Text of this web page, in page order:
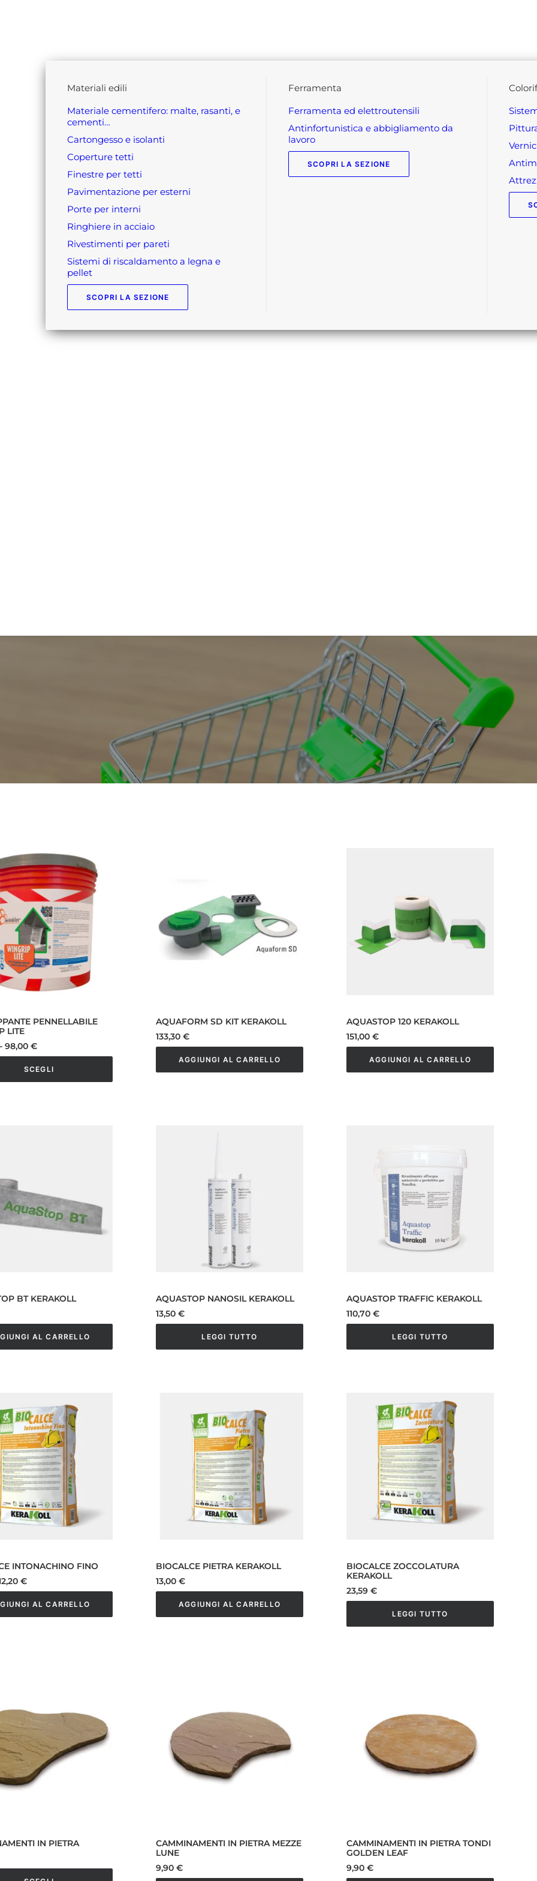
materiali edili
materiale cementifero: malte, rasanti, e
cementi…
cartongesso e isolanti
coperture tetti
finestre per tetti
pavimentazione per esterni
porte per interni
ringhiere in acciaio
rivestimenti per pareti
sistemi di riscaldamento a legna e
pellet
SCOPRI LA SEZIONE
ferramenta
ferramenta ed elettroutensili
antinfortunistica e abbigliamento da
lavoro
SCOPRI LA SEZIONE
PENNELLABILE
LITE
- 98,00 €Fascia
di
prezzo:
da
29,00 €
SCEGLI
AQUAFORM SD KIT KERAKOLL
133,30 €
AGGIUNGI AL CARRELLO
AQUASTOP 120 KERAKOLL
151,00 €
AGGIUNGI AL CARRELLO
BT KERAKOLL
AL CARRELLO
AQUASTOP NANOSIL KERAKOLL
13,50 €
LEGGI TUTTO
AQUASTOP TRAFFIC KERAKOLL
110,70 €
LEGGI TUTTO
INTONACHINO FINO
€.
€Il
prezzo
attuale
è:
12,20 €.
AL CARRELLO
BIOCALCE PIETRA KERAKOLL
13,00 €
AGGIUNGI AL CARRELLO
BIOCALCE ZOCCOLATURA
KERAKOLL
23,59 €
LEGGI TUTTO
IN PIETRA
CAMMINAMENTI IN PIETRA MEZZE
LUNE
9,90 €
CAMMINAMENTI IN PIETRA TONDI
GOLDEN LEAF
9,90 €